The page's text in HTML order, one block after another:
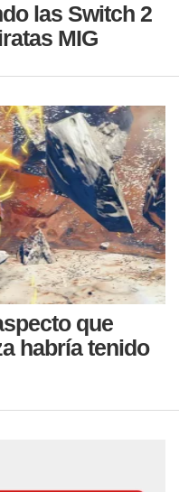
las Switch 2
MIG
que
habría tenido